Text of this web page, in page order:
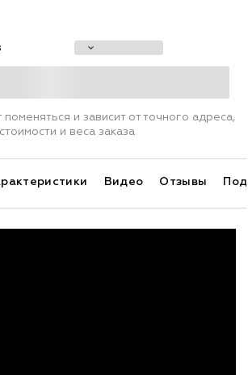
и зависит от точного адреса,
стоимости и веса заказа
Видео Отзывы